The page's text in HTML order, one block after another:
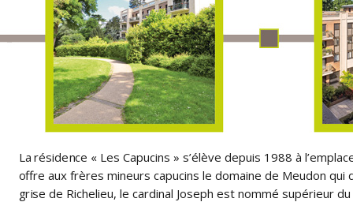
La résidence « Les Capucins » s’élève depuis 1988 à
offre aux frères mineurs capucins le domaine de Meudon qui
grise de Richelieu, le cardinal Joseph est nommé supérieur